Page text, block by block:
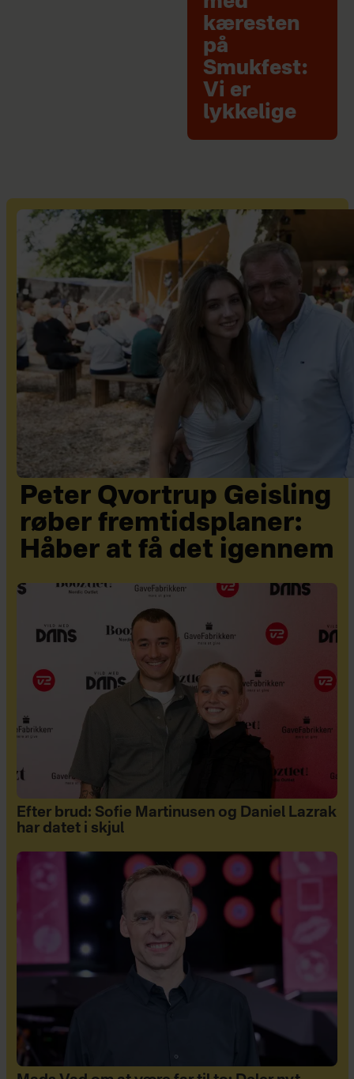
kæresten
på
Smukfest:
Vi er
lykkelige
Peter Qvortrup Geisling
røber fremtidsplaner:
Håber at få det igennem
Efter brud: Sofie Martinusen og Daniel Lazrak
har datet i skjul